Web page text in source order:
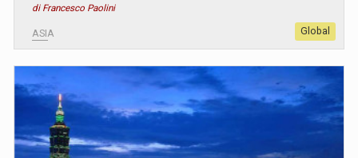
di Francesco Paolini
ASIA Global